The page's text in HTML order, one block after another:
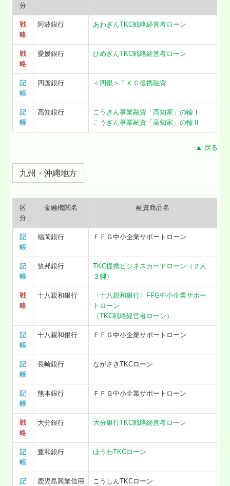
分
戦
略
阿波銀行 あわぎんTKC戦略経営者ローン
戦
略
愛媛銀行 ひめぎんTKC戦略経営者ローン
記
帳
四国銀行 ＜四銀＞ＴＫＣ提携融資
記
帳
高知銀行
こうぎん事業融資「高知家」の輪Ⅰ
こうぎん事業融資「高知家」の輪Ⅱ
▲ 戻る
九州・沖縄地方
区
分
金融機関名 融資商品名
記
帳
福岡銀行 ＦＦＧ中小企業サポートローン
記
帳
筑邦銀行
TKC提携ビジネスカードローン（２人
３脚）
戦
略
十八親和銀行
〈十八親和銀行〉FFG中小企業サポー
トローン
（TKC戦略経営者ローン）
記
帳
十八親和銀行 ＦＦＧ中小企業サポートローン
記
帳
長崎銀行 ながさきTKCローン
記
帳
熊本銀行 ＦＦＧ中小企業サポートローン
戦
略
大分銀行 大分銀行TKC戦略経営者ローン
記
帳
豊和銀行 ほうわTKCローン
記
鹿児島興業信用
こうしんTKCローン